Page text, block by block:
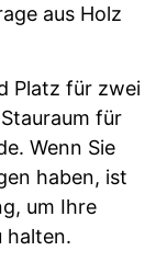
aus Holz
Platz für zwei
für
Wenn Sie
haben, ist
um Ihre
halten.